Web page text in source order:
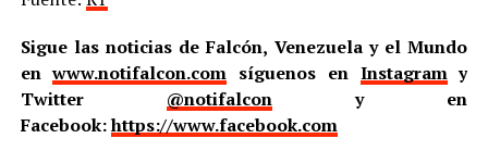
Sigue las noticias de Falcón, Venezuela y el Mundo
enwww.notifalcon.com síguenos en Instagramy
Twitter @notifalcony en
Facebook:https://www.facebook.com